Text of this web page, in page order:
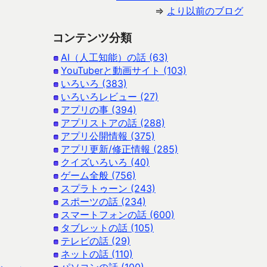
⇒ より以前のブログ
コンテンツ分類
AI（人工知能）の話 (63)
YouTuberと動画サイト (103)
いろいろ (383)
いろいろレビュー (27)
アプリの事 (394)
アプリストアの話 (288)
アプリ公開情報 (375)
アプリ更新/修正情報 (285)
クイズいろいろ (40)
ゲーム全般 (756)
スプラトゥーン (243)
スポーツの話 (234)
スマートフォンの話 (600)
タブレットの話 (105)
テレビの話 (29)
ネットの話 (110)